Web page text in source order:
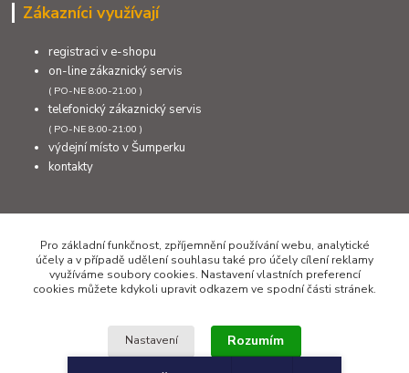
Zákazníci využívají
registraci v e-shopu
on-line zákaznický servis
( PO-NE 8:00-21:00 )
telefonický zákaznický servis
( PO-NE 8:00-21:00 )
výdejní místo v Šumperku
kontakty
Pro základní funkčnost, zpříjemnění používání webu, analytické
účely a v případě udělení souhlasu také pro účely cílení reklamy
využíváme soubory cookies. Nastavení vlastních preferencí
cookies můžete kdykoli upravit odkazem ve spodní části stránek.
Nastavení Rozumím